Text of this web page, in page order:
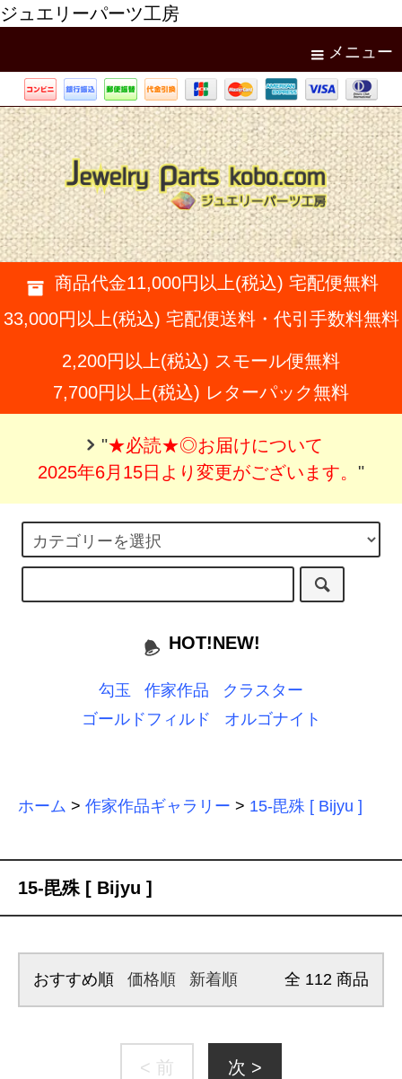
ジュエリーパーツ工房
メニュー
商品代金11,000円以上(税込) 宅配便無料
33,000円以上(税込) 宅配便送料・代引手数料無料
2,200円以上(税込) スモール便無料
7,700円以上(税込) レターパック無料
"★必読★◎お届けについて
2025年6月15日より変更がございます。 "
HOT!NEW!
勾玉 作家作品
クラスター
ゴールドフィルド
オルゴナイト
ホーム > 作家作品ギャラリー > 15-毘殊 [ Bijyu ]
15-毘殊 [ Bijyu ]
おすすめ順 価格順 新着順 全 112 商品
< 前 次 >